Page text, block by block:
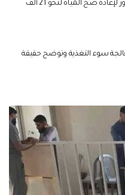
تأهيل محطة مياه مراط بدير الزور لإعادة ضخ المياه لنحو 21 ألف
سوء التغذية وتوضح حقيقة